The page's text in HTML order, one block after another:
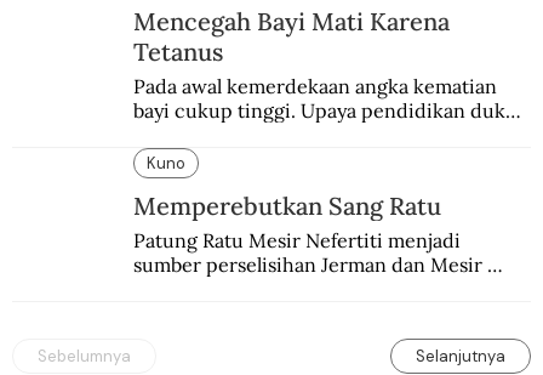
Mencegah Bayi Mati Karena
Tetanus
Pada awal kemerdekaan angka kematian
bayi cukup tinggi. Upaya pendidikan dukun
Kuno
Memperebutkan Sang Ratu
Patung Ratu Mesir Nefertiti menjadi
sumber perselisihan Jerman dan Mesir
Sebelumnya Selanjutnya